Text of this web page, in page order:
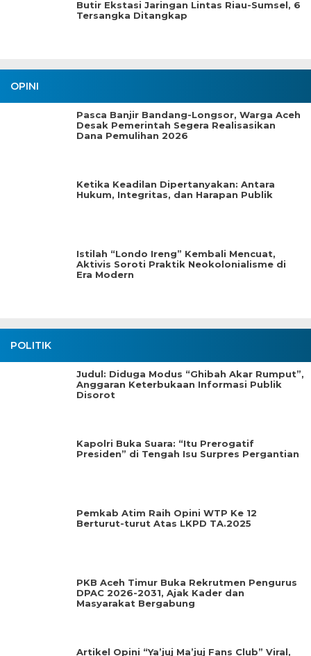
Butir Ekstasi Jaringan Lintas Riau-Sumsel, 6
Tersangka Ditangkap
OPINI
Pasca Banjir Bandang-Longsor, Warga Aceh
Desak Pemerintah Segera Realisasikan
Dana Pemulihan 2026
Ketika Keadilan Dipertanyakan: Antara
Hukum, Integritas, dan Harapan Publik
Istilah “Londo Ireng” Kembali Mencuat,
Aktivis Soroti Praktik Neokolonialisme di
Era Modern
POLITIK
Judul: Diduga Modus “Ghibah Akar Rumput”,
Anggaran Keterbukaan Informasi Publik
Disorot
Kapolri Buka Suara: “Itu Prerogatif
Presiden” di Tengah Isu Surpres Pergantian
Pemkab Atim Raih Opini WTP Ke 12
Berturut-turut Atas LKPD TA.2025
PKB Aceh Timur Buka Rekrutmen Pengurus
DPAC 2026-2031, Ajak Kader dan
Masyarakat Bergabung
Artikel Opini “Ya’juj Ma’juj Fans Club” Viral,